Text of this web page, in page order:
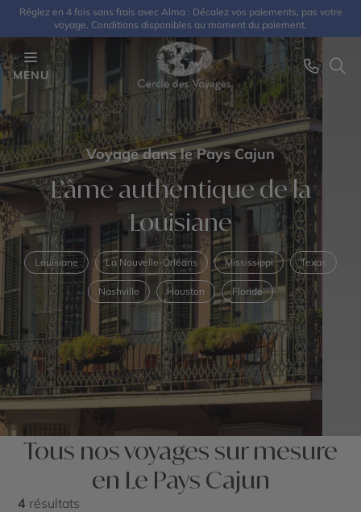
Réglez en 4 fois sans frais avec Alma : Décalez vos paiements, pas votre
voyage. Conditions disponibles au moment du paiement.
MENU
Voyage dans le Pays Cajun
L’âme authentique de la
Louisiane
Louisiane La Nouvelle-Orléans Mississippi Texas
Nashville Houston Floride
Tous nos voyages sur mesure
en Le Pays Cajun
4 résultats